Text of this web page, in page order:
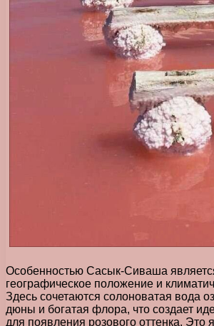
Особенностью Сасык-Сиваша
географическое положение и
Здесь сочетаются солоноватая вода
дюны и богатая флора, что создает
для появления розового оттенка. Это